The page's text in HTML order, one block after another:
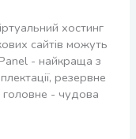
хостинг
сайтів можуть
- найкраща з
резервне
головне - чудова